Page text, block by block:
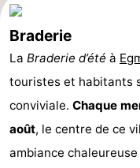
Braderie
La Braderie d’été à
touristes et habitants
conviviale. Chaque
août, le centre de ce
ambiance